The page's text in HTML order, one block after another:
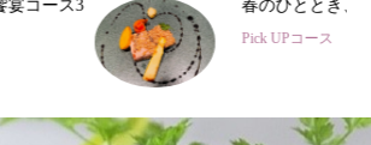
春のひととき、美食シェフ3名の特別コース